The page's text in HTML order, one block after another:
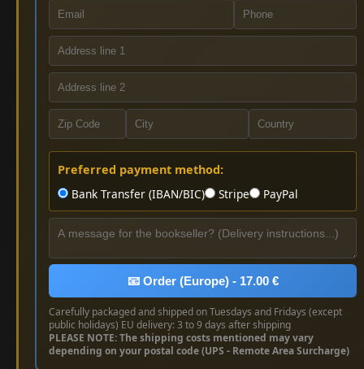
Preferred payment method:
Bank Transfer (IBAN/BIC)
Stripe PayPal
📧 Order (Europe) - 17.00 €
Carefully packaged and shipped on Tuesdays and Fridays (except
public holidays) EU delivery: 3 to 9 days after shipping
PLEASE NOTE: The shipping costs mentioned may vary
depending on your postal code (UPS - Remote Area Surcharge)